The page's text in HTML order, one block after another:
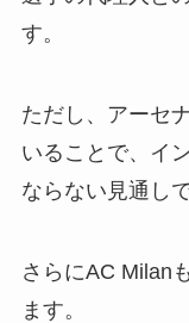
す。
ただし、アーセ
いることで、イ
ならない見通しで
さらにAC Milan
ます。